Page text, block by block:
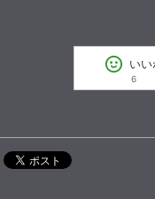
いい
6
ポスト